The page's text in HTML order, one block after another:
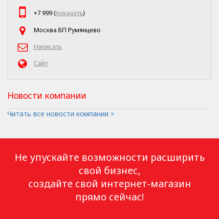
+7 999 (показать)
Москва БП Румянцево
Написать
Сайт
Новости компании
Читать все новости компании >
Не упускайте возможности расширить
свой бизнес,
создайте свой интернет-магазин
прямо сейчас!